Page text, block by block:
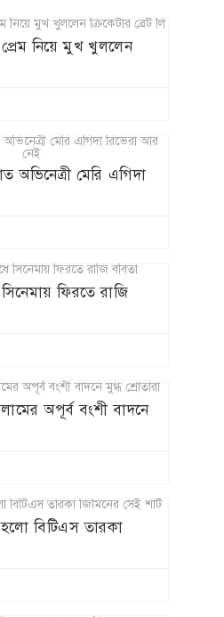
প্রেম নিয়ে মুখ খুললেন
অভিনেত্রী মেরি এগিদা
ফিরতে রাজি
অপূর্ব বংশী বাদনে
হলো বিটিএস তারকা